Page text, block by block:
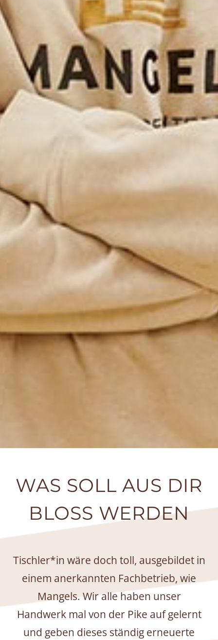
WAS SOLL AUS DIR
BLOSS WERDEN
Tischler*in wäre doch toll, ausgebildet in
einem anerkannten Fachbetrieb, wie
Mangels. Wir alle haben unser
Handwerk mal von der Pike auf gelernt
und geben dieses ständig erneuerte